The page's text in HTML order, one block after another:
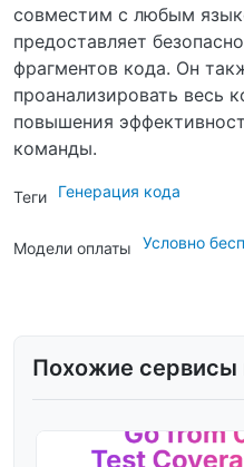
совместим с любым
предоставляет
фрагментов кода. Он
проанализировать весь
повышения
команды.
Теги Генерация кода
Модели оплаты Условно
Похожие сервисы